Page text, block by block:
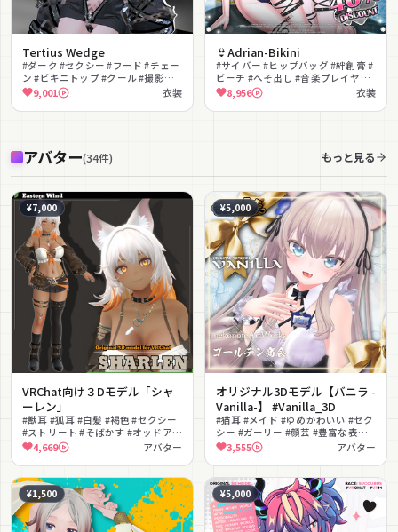
Tertius Wedge
#ダーク #セクシー #フード #チェー
ン #ビキニトップ #クール #撮影向
け9,001 衣装
👙Adrian-Bikini
#サイバー #ヒップバッグ #絆創膏 #
ビーチ #へそ出し #音楽プレイヤー
#モノキニ #ギミック
8,956 衣装
アバター(34件) もっと見る
¥7,000
VRChat向け３Dモデル「シャ
ーレン」
#獣耳 #狐耳 #白髪 #褐色 #セクシー
#ストリート #そばかす #オッドアイ
#ガーターベルト #撮影向け
4,669 アバター
¥5,000
オリジナル3Dモデル【バニラ -
Vanilla-】 #Vanilla_3D
#猫耳 #メイド #ゆめかわいい #セク
シー #ガーリー #顔芸 #豊富な表情 #
チャイナドレス #ビキニ #AVAKIN共
通素体
3,555 アバター
¥1,500 ¥5,000